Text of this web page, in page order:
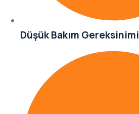
Düşük Bakım Gereksinimi